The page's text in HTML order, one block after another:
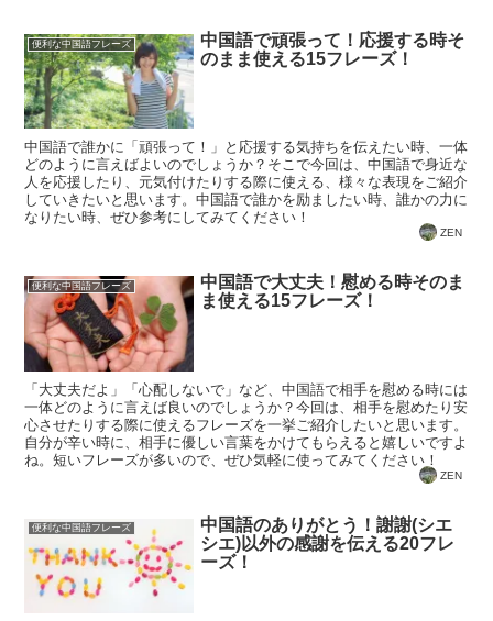
便利な中国語フレーズ
中国語で頑張って！応援する時そ
のまま使える15フレーズ！
中国語で誰かに「頑張って！」と応援する気持ちを伝えたい時、一体
どのように言えばよいのでしょうか？そこで今回は、中国語で身近な
人を応援したり、元気付けたりする際に使える、様々な表現をご紹介
していきたいと思います。中国語で誰かを励ましたい時、誰かの力に
なりたい時、ぜひ参考にしてみてください！
ZEN
便利な中国語フレーズ
中国語で大丈夫！慰める時そのま
ま使える15フレーズ！
「大丈夫だよ」「心配しないで」など、中国語で相手を慰める時には
一体どのように言えば良いのでしょうか？今回は、相手を慰めたり安
心させたりする際に使えるフレーズを一挙ご紹介したいと思います。
自分が辛い時に、相手に優しい言葉をかけてもらえると嬉しいですよ
ね。短いフレーズが多いので、ぜひ気軽に使ってみてください！
ZEN
便利な中国語フレーズ
中国語のありがとう！謝謝(シエ
シエ)以外の感謝を伝える20フレ
ーズ！